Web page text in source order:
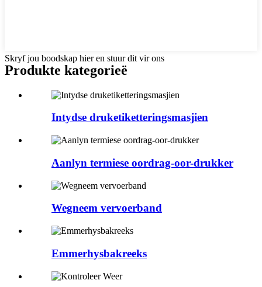
Skryf jou boodskap hier en stuur dit vir ons
Produkte kategorieë
Intydse druketiketteringsmasjien
Aanlyn termiese oordrag-oor-drukker
Wegneem vervoerband
Emmerhysbakreeks